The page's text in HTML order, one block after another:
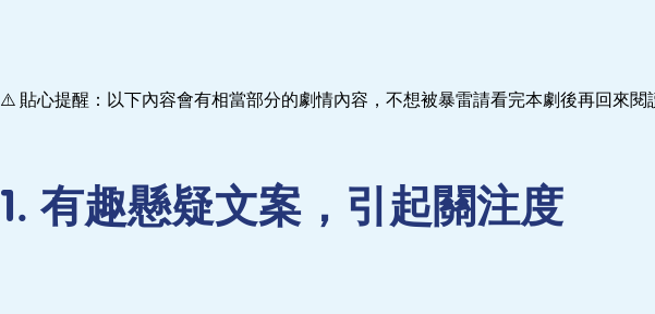
⚠️ 貼心提醒：以下內容會有相當部分的劇情內容，不想被暴雷請看完本劇後再回來閱
1. 有趣懸疑文案，引起關注度